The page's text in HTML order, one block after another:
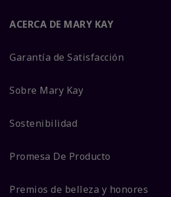
ACERCA DE MARY KAY
Garantía de Satisfacción
Sobre Mary Kay
Sostenibilidad
Promesa De Producto
Premios de belleza y honores